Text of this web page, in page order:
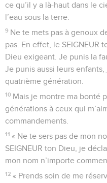
ce qu’il y a là-haut dans le
l’eau sous la terre.
9 Ne te mets pas à genoux
pas. En effet, le SEIGNEUR
Dieu exigeant. Je punis la
Je punis aussi leurs enfants,
quatrième génération.
10 Mais je montre ma bonté
générations à ceux qui
commandements.
11 « Ne te sers pas de mon
SEIGNEUR ton Dieu, je
mon nom n’importe
12 « Prends soin de me